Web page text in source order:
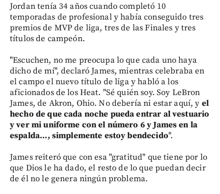
Jordan tenía 34 años cuando completó 10
temporadas de profesional y había conseguido tres
premios de MVP de liga, tres de las Finales y tres
títulos de campeón.
"Escuchen, no me preocupa lo que cada uno haya
dicho de mí", declaró James, mientras celebraba en
el campo el nuevo título de liga y habló a los
aficionados de los Heat. "Sé quién soy. Soy LeBron
James, de Akron, Ohio. No debería ni estar aquí, y el
hecho de que cada noche pueda entrar al vestuario
y ver mi uniforme con el número 6 y James en la
espalda..., simplemente estoy bendecido".
James reiteró que con esa "gratitud" que tiene por lo
que Dios le ha dado, el resto de lo que puedan decir
de él no le genera ningún problema.